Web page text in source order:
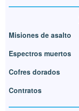
Misiones de asalto
Espectros muertos
Cofres dorados
Contratos